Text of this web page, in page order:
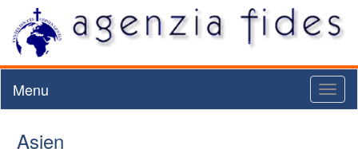
Menu
Asien